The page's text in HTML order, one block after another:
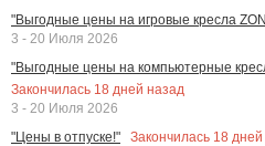
"Выгодные цены на игровые кресла
3 - 20 Июля 2026
"Выгодные цены на компьютерные
Закончилась 18 дней назад
3 - 20 Июля 2026
"Цены в отпуске!"
Закончилась 18 дней